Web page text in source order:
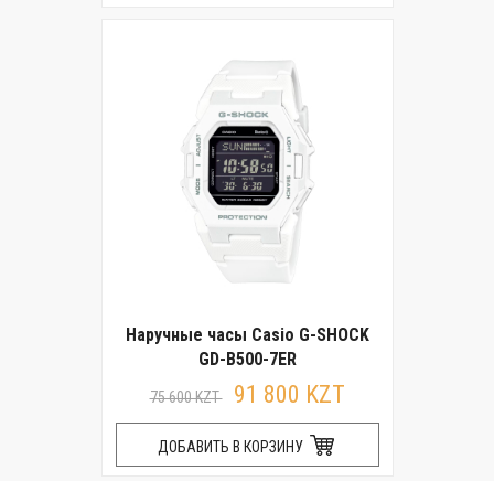
Наручные часы Casio G-SHOCK
GD-B500-7ER
75 600 KZT 91 800 KZT
ДОБАВИТЬ В КОРЗИНУ